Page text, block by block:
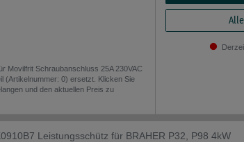
Movilfrit Schraubanschluss 25A 230VAC
(Artikelnummer: 0) ersetzt. Klicken Sie
und den aktuellen Preis zu
Leistungsschütz für BRAHER P32, P98 4kW